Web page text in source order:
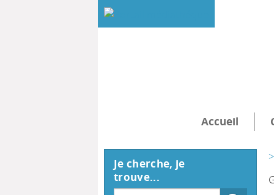
Accueil
Je cherche, je
trouve...